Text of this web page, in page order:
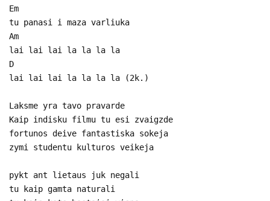
Em
tu panasi i maza varliuka
Am
lai lai lai la la la la
D
lai lai lai la la la la (2k.)
Laksme yra tavo pravarde
Kaip indisku filmu tu esi zvaigzde
fortunos deive fantastiska sokeja
zymi studentu kulturos veikeja
pykt ant lietaus juk negali
tu kaip gamta naturali